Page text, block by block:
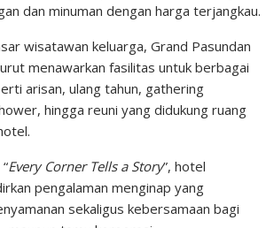
dan minuman dengan harga terjangkau.
wisatawan keluarga, Grand Pasundan
menawarkan fasilitas untuk berbagai
arisan, ulang tahun, gathering
hingga reuni yang didukung ruang
Every Corner Tells a Story”, hotel
pengalaman menginap yang
sekaligus kebersamaan bagi